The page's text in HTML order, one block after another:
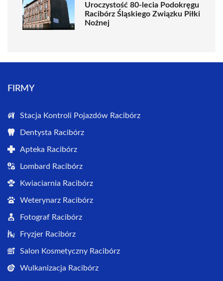
Uroczystość 80-lecia Podokręgu
Racibórz Śląskiego Związku Piłki
Nożnej
FIRMY
Stacja Kontroli Pojazdów Racibórz
Dentysta Racibórz
Apteka Racibórz
Lombard Racibórz
Kwiaciarnia Racibórz
Weterynarz Racibórz
Fotograf Racibórz
Fryzjer Racibórz
Salon Kosmetyczny Racibórz
Wulkanizacja Racibórz